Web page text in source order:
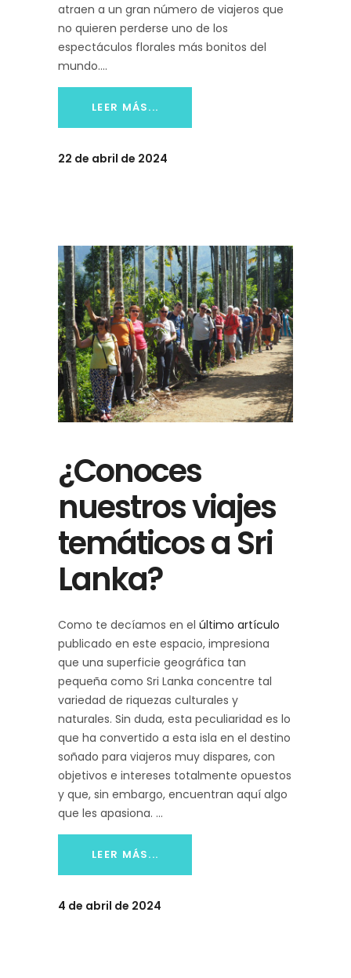
atraen a un gran número de viajeros que
no quieren perderse uno de los
espectáculos florales más bonitos del
mundo.
LEER MÁS...
22 de abril de 2024
¿Conoces
nuestros viajes
temáticos a Sri
Lanka?
Como te decíamos en el último artículo
publicado en este espacio, impresiona
que una superficie geográfica tan
pequeña como Sri Lanka concentre tal
variedad de riquezas culturales y
naturales. Sin duda, esta peculiaridad es lo
que ha convertido a esta isla en el destino
soñado para viajeros muy dispares, con
objetivos e intereses totalmente opuestos
y que, sin embargo, encuentran aquí algo
que les apasiona.
LEER MÁS...
4 de abril de 2024